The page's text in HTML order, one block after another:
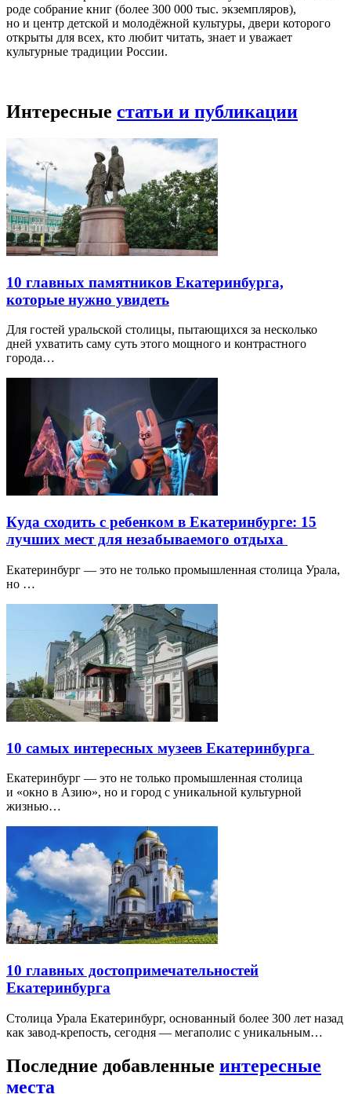
роде собрание книг (более 300 000 тыс. экземпляров),
но и центр детской и молодёжной культуры, двери которого
открыты для всех, кто любит читать, знает и уважает
культурные традиции России.
Интересные статьи и публикации
10 главных памятников Екатеринбурга,
которые нужно увидеть
Для гостей уральской столицы, пытающихся за несколько
дней ухватить саму суть этого мощного и контрастного
города…
Куда сходить с ребенком в Екатеринбурге: 15
лучших мест для незабываемого отдыха
Екатеринбург — это не только промышленная столица Урала,
но …
10 самых интересных музеев Екатеринбурга
Екатеринбург — это не только промышленная столица
и «окно в Азию», но и город с уникальной культурной
жизнью…
10 главных достопримечательностей
Екатеринбурга
Столица Урала Екатеринбург, основанный более 300 лет назад
как завод-крепость, сегодня — мегаполис с уникальным…
Последние добавленные интересные
места